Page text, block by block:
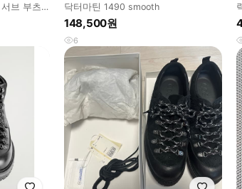
브 부츠
닥터마틴 1490 smooth
148,500원
6